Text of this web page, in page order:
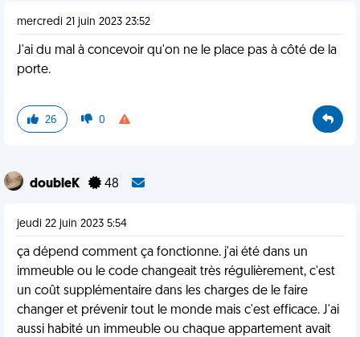
mercredi 21 juin 2023 23:52
J'ai du mal à concevoir qu'on ne le place pas à côté de la
porte.
26 0
doubleK 48
jeudi 22 juin 2023 5:54
ça dépend comment ça fonctionne. j'ai été dans un
immeuble ou le code changeait très régulièrement, c'est
un coût supplémentaire dans les charges de le faire
changer et prévenir tout le monde mais c'est efficace. J'ai
aussi habité un immeuble ou chaque appartement avait